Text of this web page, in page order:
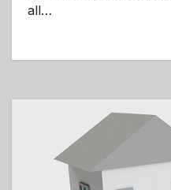
all…